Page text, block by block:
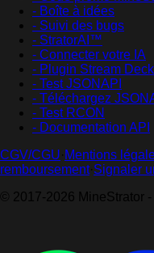
- Boîte à idées
- Suivi des bugs
- StratorAI™
- Connecter votre IA
- Plugin Stream Deck
- Test JSONAPI
- Téléchargez
- Test RCON
- Documentation API
CGV/CGU· Mentions
remboursement·Signaler
© 2017-2026 MineStrator